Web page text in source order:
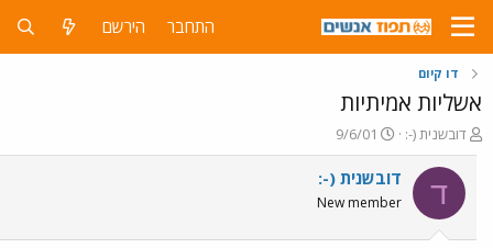
התחבר הירשם
דו קיום
אשליות אמיתיות
פ
ו
ת
ח
ה
דובשנית (-:
פ
ו
ר
ם
9/6/01
ד דובשנית (-:
New member